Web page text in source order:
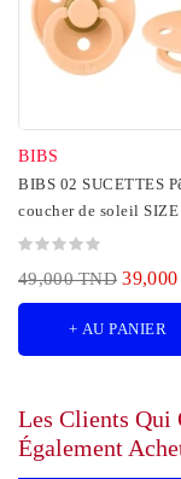
BIBS
BIBS 02 SUCETTES
coucher de soleil SIZE
49,000 TND
+ AU PANIER
Les Clients Qui
Également